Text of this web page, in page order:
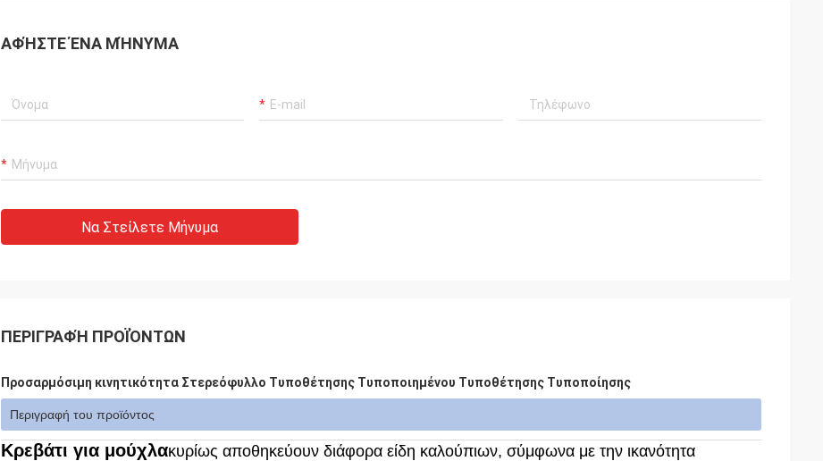
ΑΦΉΣΤΕ ΈΝΑ ΜΉΝΥΜΑ
Να Στείλετε Μήνυμα
ΠΕΡΙΓΡΑΦΉ ΠΡΟΪΌΝΤΩΝ
Προσαρμόσιμη κινητικότητα Στερεόφυλλο Τυποθέτησης Τυποποιημένου Τυποθέτησης Τυποποίησης
Περιγραφή του προϊόντος
Κρεβάτι για μούχλακυρίως αποθηκεύουν διάφορα είδη καλούπιων, σύμφωνα με την ικανότητα